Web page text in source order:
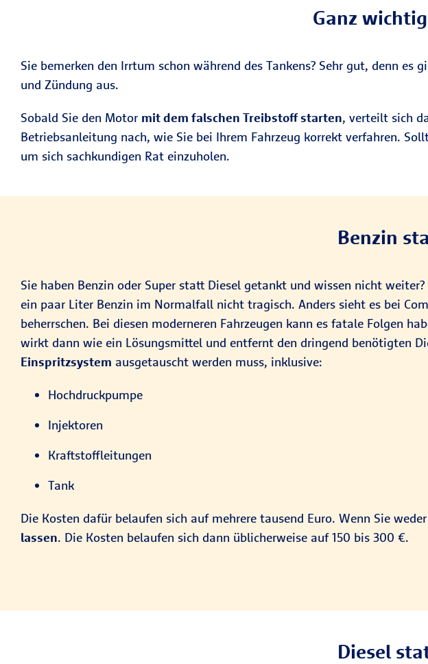
Ganz
Sie bemerken den Irrtum schon während des Tankens? Sehr gut, denn
und Zündung aus.
Sobald Sie den Motor mit dem falschen Treibstoff starten, verteilt sich
Betriebsanleitung nach, wie Sie bei Ihrem Fahrzeug korrekt verfahren.
um sich sachkundigen Rat einzuholen.
Benzin
Sie haben Benzin oder Super statt Diesel getankt und wissen nicht
ein paar Liter Benzin im Normalfall nicht tragisch. Anders sieht es bei
beherrschen. Bei diesen moderneren Fahrzeugen kann es fatale Folgen
wirkt dann wie ein Lösungsmittel und entfernt den dringend benötigten
Einspritzsystem ausgetauscht werden muss, inklusive:
Hochdruckpumpe
Injektoren
Kraftstoffleitungen
Tank
Die Kosten dafür belaufen sich auf mehrere tausend Euro. Wenn Sie
lassen. Die Kosten belaufen sich dann üblicherweise auf 150 bis 300 €.
Diesel